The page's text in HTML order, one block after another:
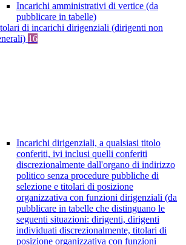
Incarichi amministrativi di vertice (da
pubblicare in tabelle)
di incarichi dirigenziali (dirigenti non
16
Incarichi dirigenziali, a qualsiasi titolo
conferiti, ivi inclusi quelli conferiti
discrezionalmente dall'organo di indirizzo
politico senza procedure pubbliche di
selezione e titolari di posizione
organizzativa con funzioni dirigenziali (da
pubblicare in tabelle che distinguano le
seguenti situazioni: dirigenti, dirigenti
individuati discrezionalmente, titolari di
posizione organizzativa con funzioni